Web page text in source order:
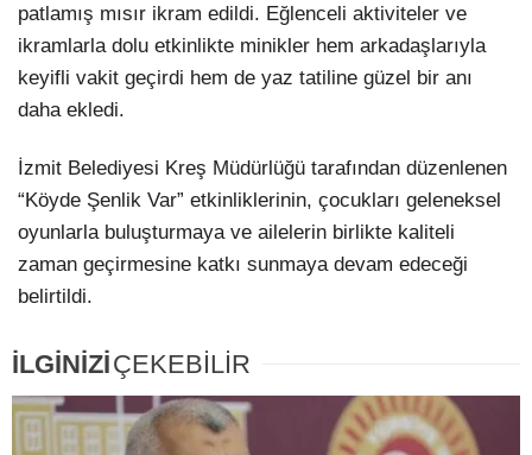
patlamış mısır ikram edildi. Eğlenceli aktiviteler ve
ikramlarla dolu etkinlikte minikler hem arkadaşlarıyla
keyifli vakit geçirdi hem de yaz tatiline güzel bir anı
daha ekledi.
İzmit Belediyesi Kreş Müdürlüğü tarafından düzenlenen
“Köyde Şenlik Var” etkinliklerinin, çocukları geleneksel
oyunlarla buluşturmaya ve ailelerin birlikte kaliteli
zaman geçirmesine katkı sunmaya devam edeceği
belirtildi.
İLGİNİZİÇEKEBİLİR